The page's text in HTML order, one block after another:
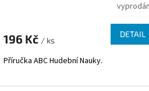
196 Kč / ks
DETAIL
Příručka ABC Hudební Nauky.